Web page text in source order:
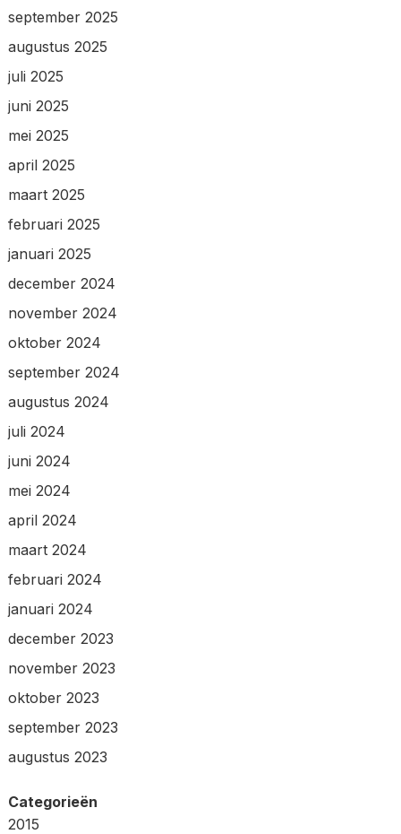
september 2025
augustus 2025
juli 2025
juni 2025
mei 2025
april 2025
maart 2025
februari 2025
januari 2025
december 2024
november 2024
oktober 2024
september 2024
augustus 2024
juli 2024
juni 2024
mei 2024
april 2024
maart 2024
februari 2024
januari 2024
december 2023
november 2023
oktober 2023
september 2023
augustus 2023
Categorieën
2015